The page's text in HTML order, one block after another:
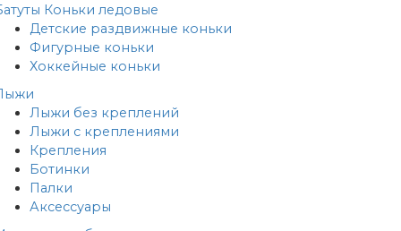
Коньки ледовые
Детские раздвижные коньки
Фигурные коньки
Хоккейные коньки
Лыжи без креплений
Лыжи с креплениями
Крепления
Ботинки
Палки
Аксессуары